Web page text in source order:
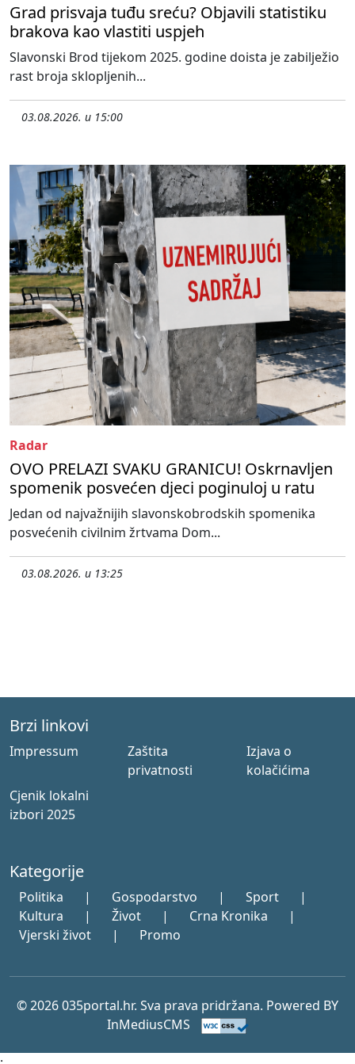
Grad prisvaja tuđu sreću? Objavili statistiku
brakova kao vlastiti uspjeh
Slavonski Brod tijekom 2025. godine doista je zabilježio
rast broja sklopljenih...
03.08.2026. u 15:00
Radar
OVO PRELAZI SVAKU GRANICU! Oskrnavljen
spomenik posvećen djeci poginuloj u ratu
Jedan od najvažnijih slavonskobrodskih spomenika
posvećenih civilnim žrtvama Dom...
03.08.2026. u 13:25
Brzi linkovi
Impressum
Zaštita
privatnosti
Izjava o
kolačićima
Cjenik lokalni
izbori 2025
Kategorije
Politika | Gospodarstvo | Sport
|
Kultura
| Život | Crna Kronika
|
Vjerski život
| Promo
© 2026 035portal.hr. Sva prava pridržana. Powered BY
InMediusCMS